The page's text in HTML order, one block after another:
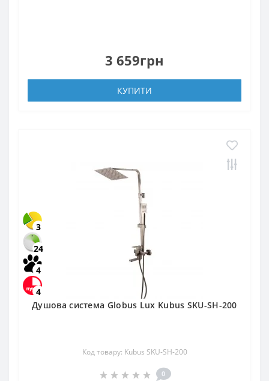
3 659грн
КУПИТИ
3
24
4
4
Душова система Globus Lux Kubus SKU-SH-200
Код товару: Kubus SKU-SH-200
0